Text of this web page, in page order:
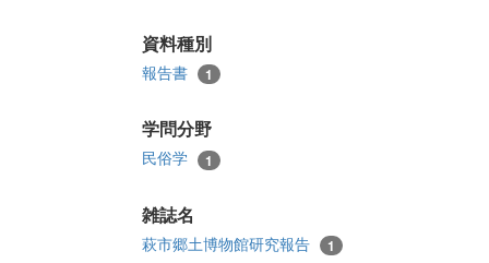
資料種別
報告書 1
学問分野
民俗学 1
雑誌名
萩市郷土博物館研究報告 1